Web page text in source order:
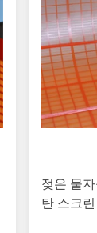
젖은 물
탄 스크